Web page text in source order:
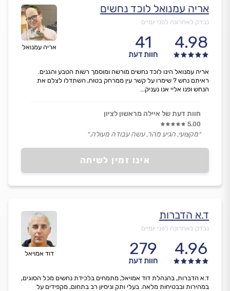
אריה עמנואל
אריה עמנואל לוכד נחשים
נבדק לאחרונה לפני יומיים
4.98
41
חוות דעת
אינו זמין לשיחה
אריה עמנואל הינו לוכד נחשים מורשה ומוסמך רשות הטבע והגנים.
ראיתם נחש ? שימרו על קשר עין ממרחק בטוח, השתדלו לצלם את
הנחש ופנו אליי אנו נעניק...
חוות דעת של איילה מראשון לציון
5.00
״מקצועי, הגיע מהר, עשה עבודה מעולה.״
דוד אמויאל
ד.א הדברות
נבדק לאחרונה לפני יומיים
4.96
279
חוות דעת
ד.א הדברות, בהנהלת דוד אמויאל, מתמחים בלכידת נחשים מכל הסוגים,
במהירות ובבטיחות מלאה. בעלי ותק וניסיון רב בתחום, מקפידים על